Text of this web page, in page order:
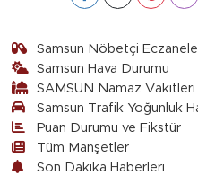
Samsun Nöbetçi
Samsun Hava Durumu
SAMSUN Namaz Vakitleri
Samsun Trafik Yoğunluk
Puan Durumu ve Fikstür
Tüm Manşetler
Son Dakika Haberleri